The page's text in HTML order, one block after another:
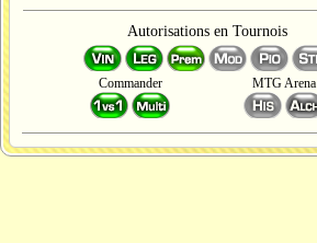
Autorisations en Tournois
Commander MTG Arena